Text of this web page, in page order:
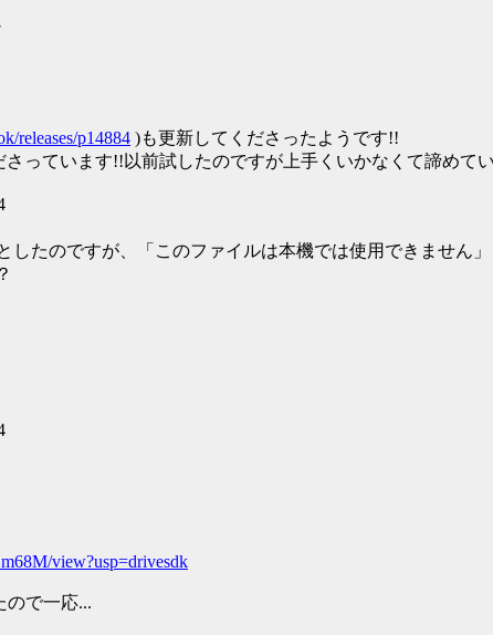
releases/p14884 )も更新してくださったようです!!
っています!!以前試したのですが上手くいかなくて諦めて
たのですが、「このファイルは本機では使用できません
view?usp=drivesdk
ので一応...